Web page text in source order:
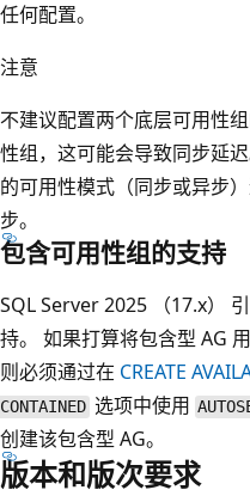
任何配置。
注意
不建议配置两个底层可用性
性组，这可能会导致同步延
的可用性模式（同步或异步
步。
包含可用性组的支持
SQL Server 2025 （17.x）
持。 如果打算将包含型 AG
则必须通过在 CREATE
CONTAINED 选项中使用
创建该包含型 AG。
版本和版次要求